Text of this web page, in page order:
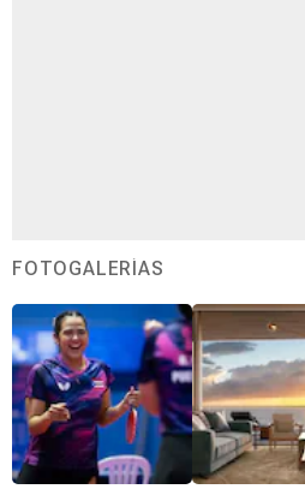
FOTOGALERÍAS